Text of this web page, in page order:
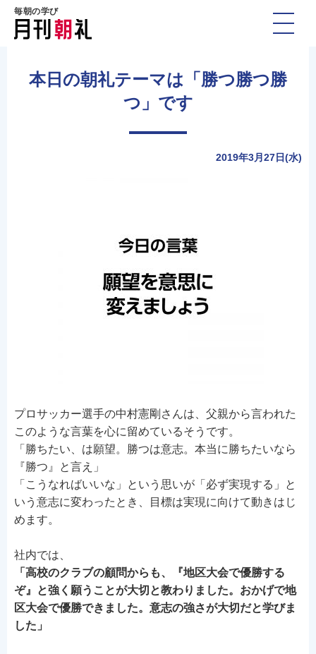
毎朝の学び
本日の朝礼テーマは「勝つ勝つ勝
つ」です
2019年3月27日(水)
プロサッカー選手の中村憲剛さんは、父親から言われた
このような言葉を心に留めているそうです。
「勝ちたい、は願望。勝つは意志。本当に勝ちたいなら
『勝つ』と言え」
「こうなればいいな」という思いが「必ず実現する」と
いう意志に変わったとき、目標は実現に向けて動きはじ
めます。
社内では、
「高校のクラブの顧問からも、『地区大会で優勝する
ぞ』と強く願うことが大切と教わりました。おかげで地
区大会で優勝できました。意志の強さが大切だと学びま
した」